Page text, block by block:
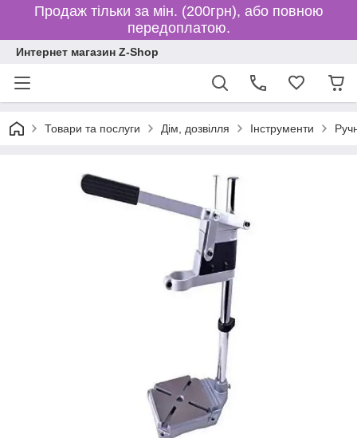
Продаж тільки за мін. (200грн), або повною
передоплатою.
Интернет магазин Z-Shop
Товари та послуги Дім, дозвілля Інструменти